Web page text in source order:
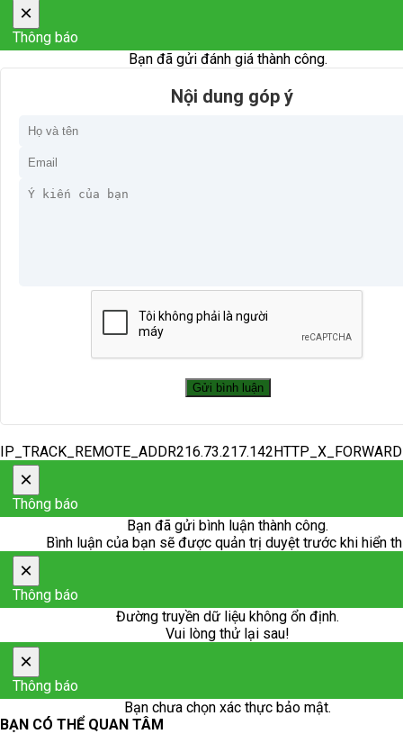
×
Thông báo
Bạn đã gửi đánh giá thành công.
Nội dung góp ý
×
Thông báo
Bạn đã gửi bình luận thành công.
Bình luận của bạn sẽ được quản trị duyệt trước khi hiển
×
Thông báo
Đường truyền dữ liệu không ổn định.
Vui lòng thử lại sau!
×
Thông báo
Bạn chưa chọn xác thực bảo mật.
BẠN CÓ THỂ QUAN TÂM